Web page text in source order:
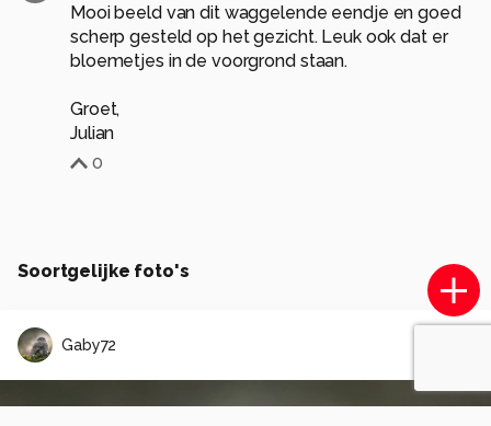
Mooi beeld van dit waggelende eendje en goed
scherp gesteld op het gezicht. Leuk ook dat er
bloemetjes in de voorgrond staan.
Groet,
Julian
0
Soortgelijke foto's
Gaby72